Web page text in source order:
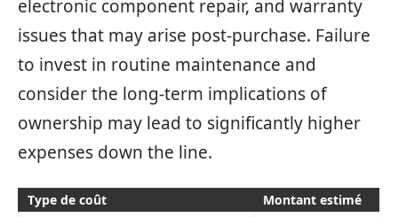
electronic component repair, and warranty
issues that may arise post-purchase. Failure
to invest in routine maintenance and
consider the long-term implications of
ownership may lead to significantly higher
expenses down the line.
Type de coût Montant estimé